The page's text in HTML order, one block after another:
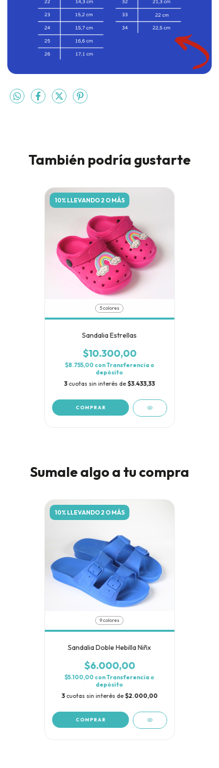
También podría gustarte
10% LLEVANDO 2 O MÁS
5 colores
Sandalia Estrellas
$10.300,00
$8.755,00 conTransferencia o
depósito
3 cuotas sin interés de $3.433,33
COMPRAR
Sumale algo a tu compra
10% LLEVANDO 2 O MÁS
9 colores
Sandalia Doble Hebilla Niñx
$6.000,00
$5.100,00 conTransferencia o
depósito
3 cuotas sin interés de $2.000,00
COMPRAR